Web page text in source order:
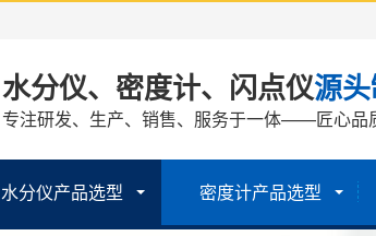
水分仪、密度计、闪点仪源
专注研发、生产、销售、服务于一体——匠心品
水分仪产品选型 密度计产品选型